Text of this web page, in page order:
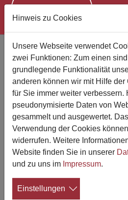
Magazin "eternity"
Aeternitas-
Juristische Fragen aus
Bestattungswesen
14.05.2024
DasFachmagazin für die
Bestattungsbranche "eternity"
der neuesten Ausgabe
Bestattungswesen, verfasst von
Hinweis zu Cookies
Unsere Webseite verwendet
zwei Funktionen: Zum einen
grundlegende Funktionalität
anderen können wir mit Hilfe
für Sie immer weiter verbessern.
pseudonymisierte Daten von
gesammelt und ausgewertet.
Verwendung der Cookies
widerrufen. Weitere
Website finden Sie in unserer
und zu uns im Impressum.
Einstellungen